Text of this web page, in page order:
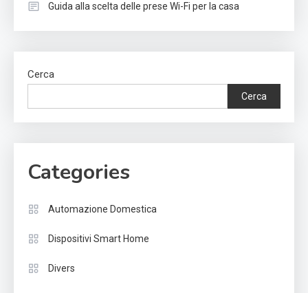
Guida alla scelta delle prese Wi-Fi per la casa
Cerca
Cerca
Categories
Automazione Domestica
Dispositivi Smart Home
Divers